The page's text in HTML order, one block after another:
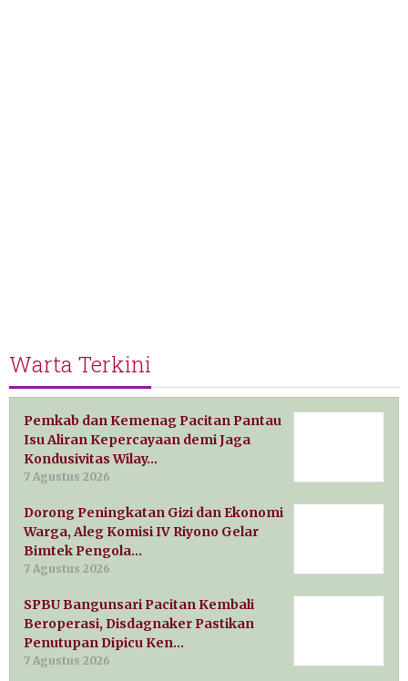
Warta Terkini
Pemkab dan Kemenag Pacitan Pantau
Isu Aliran Kepercayaan demi Jaga
Kondusivitas Wilay…
7 Agustus 2026
Dorong Peningkatan Gizi dan Ekonomi
Warga, Aleg Komisi IV Riyono Gelar
Bimtek Pengola…
7 Agustus 2026
SPBU Bangunsari Pacitan Kembali
Beroperasi, Disdagnaker Pastikan
Penutupan Dipicu Ken…
7 Agustus 2026